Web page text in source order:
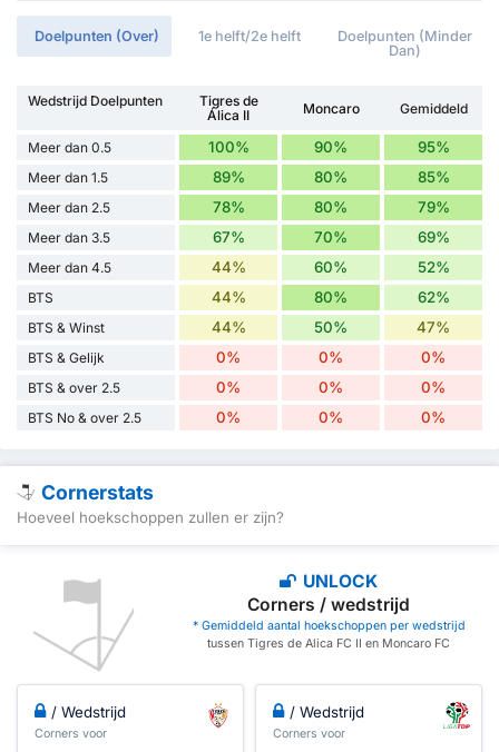
Doelpunten (Over) 1e helft/2e helft
Doelpunten (Minder
Dan)
Wedstrijd Doelpunten
Tigres de
Álica II
Moncaro Gemiddeld
Meer dan 0.5 100% 90% 95%
Meer dan 1.5 89% 80% 85%
Meer dan 2.5 78% 80% 79%
Meer dan 3.5 67% 70% 69%
Meer dan 4.5 44% 60% 52%
BTS 44% 80% 62%
BTS & Winst 44% 50% 47%
BTS & Gelijk 0% 0% 0%
BTS & over 2.5 0% 0% 0%
BTS No & over 2.5 0% 0% 0%
Cornerstats
Hoeveel hoekschoppen zullen er zijn?
UNLOCK
Corners / wedstrijd
* Gemiddeld aantal hoekschoppen per wedstrijd
tussen Tigres de Alica FC II en Moncaro FC
/ Wedstrijd
Corners voor
/ Wedstrijd
Corners voor